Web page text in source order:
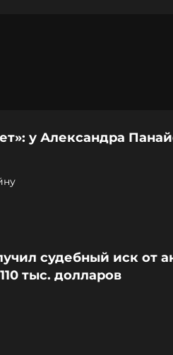
у Александра
судебный иск от
тыс. долларов